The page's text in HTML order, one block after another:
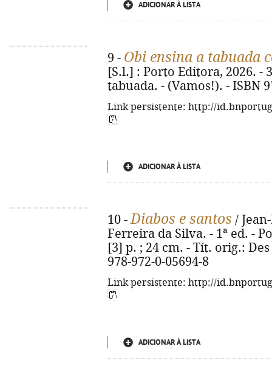
ADICIONAR À LISTA
9 - Obi ensina a tabuada
[S.l.] : Porto Editora, 2026. -
tabuada. - (Vamos!). - ISBN
Link persistente: http://
ADICIONAR À LISTA
10 -Diabos e santos /
Ferreira da Silva. - 1ª ed. -
[3] p. ; 24 cm. - Tít. orig.:
978-972-0-05694-8
Link persistente: http://
ADICIONAR À LISTA